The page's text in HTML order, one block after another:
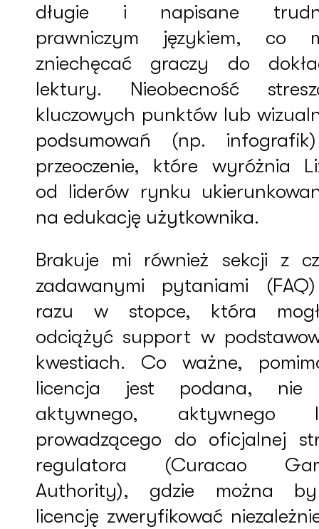
długie i napisane
prawniczym językiem, co
zniechęcać graczy do
lektury. Nieobecność
kluczowych punktów lub
podsumowań (np.
przeoczenie, które wyróżnia
od liderów rynku
na edukację użytkownika.
Brakuje mi również sekcji z
zadawanymi pytaniami
razu w stopce, która
odciążyć support w
kwestiach. Co ważne,
licencja jest podana, nie
aktywnego, aktywnego
prowadzącego do oficjalnej
regulatora (Curacao
Authority), gdzie można
licencję zweryfikować